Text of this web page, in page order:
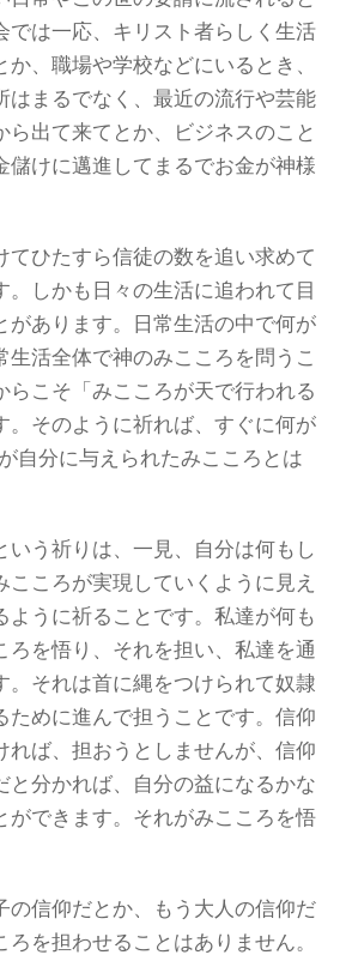
では一応、キリスト者らしく生活
、職場や学校などにいるとき、
まるでなく、最近の流行や芸能
出て来てとか、ビジネスのこと
けに邁進してまるでお金が神様
ひたすら信徒の数を追い求めて
しかも日々の生活に追われて目
あります。日常生活の中で何が
活全体で神のみこころを問うこ
こそ「みこころが天で行われる
。そのように祈れば、すぐに何が
自分に与えられたみこころとは
う祈りは、一見、自分は何もし
ころが実現していくように見え
うに祈ることです。私達が何も
を悟り、それを担い、私達を通
。それは首に縄をつけられて奴隷
めに進んで担うことです。信仰
ば、担おうとしませんが、信仰
分かれば、自分の益になるかな
ができます。それがみこころを悟
の信仰だとか、もう大人の信仰だ
を担わせることはありません。